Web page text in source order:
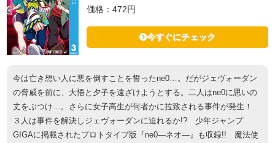
価格：472円
今すぐにチェック
今は亡き想い人に悪を倒すことを誓ったne0…。だがジェヴォーダン
の脅威を前に、大悟と夕子を遠ざけようとする。二人はne0に思いの
丈をぶつけ…。さらに女子高生が何者かに拉致される事件が発生！
３人は事件を解決しジェヴォーダンに迫れるか!? 少年ジャンプ
GIGAに掲載されたプロトタイプ版『ne0―ネオ―』も収録!! 魔法使